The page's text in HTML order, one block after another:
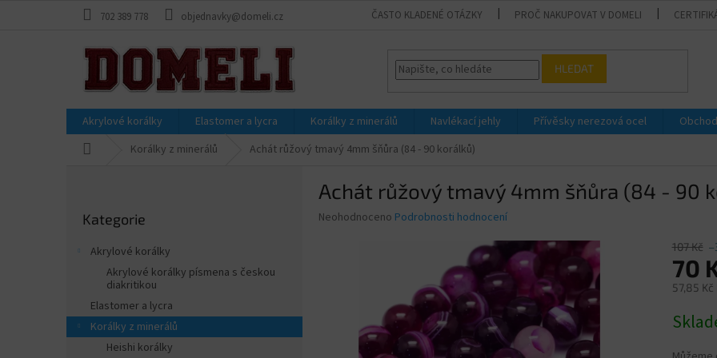
702 389 778 objednavky@domeli.cz ČASTO KLADENÉ OTÁZKY PROČ NAKUPOVAT V DOMELI
HLEDAT
Akrylové korálky Elastomer a lycra Korálky z minerálů Navlékací jehly Přívěsky nerezová ocel
Korálky z minerálů Achát růžový tmavý 4mm šňůra (84 - 90 korálků)
í
p
kategorie
Kategorie
Akrylové korálky
Akrylové korálky písmena s českou
diakritikou
Elastomer a lycra
Korálky z minerálů
Heishi korálky
Achát růžový tmavý 4mm šňůra (84 - 90
Průměrné
hvězdiček.
Neohodnoceno Podrobnosti hodnocení
107 Kč
70
57,85 Kč
cena: